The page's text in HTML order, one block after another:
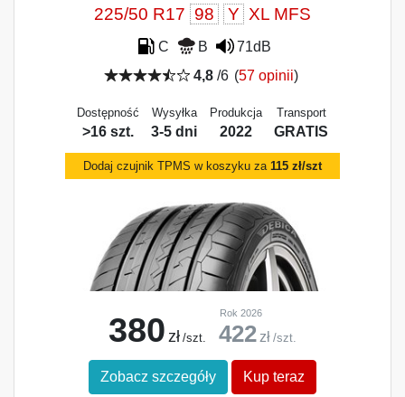
225/50 R17 98 Y XL MFS
C B
71dB
4,8/6 (57 opinii)
Dostępność
>16 szt.
Wysyłka
3-5 dni
Produkcja
2022
Transport
GRATIS
Dodaj czujnik TPMS w koszyku za 115 zł/szt
380 zł /szt.
Rok 2026
422zł /szt.
Zobacz szczegóły Kup teraz